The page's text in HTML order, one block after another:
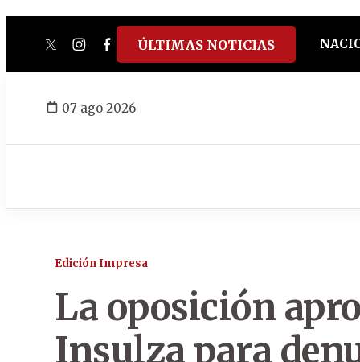
twitterinstagram
facebook
tiktokyoutube
spotify
ÚLTIMAS NOTICIAS
07 ago 2026
Edición Impresa
La oposición
Insulza para